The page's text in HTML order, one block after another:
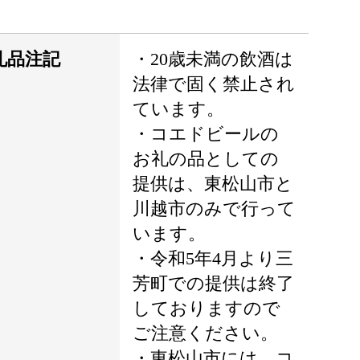
品注記
・20歳未満の飲酒は
法律で固く禁止され
ています。
・コエドビールの
お礼の品としての
提供は、東松山市と
川越市のみで行って
います。
・令和5年4月より三
芳町での提供は終了
しておりますので
ご注意ください。